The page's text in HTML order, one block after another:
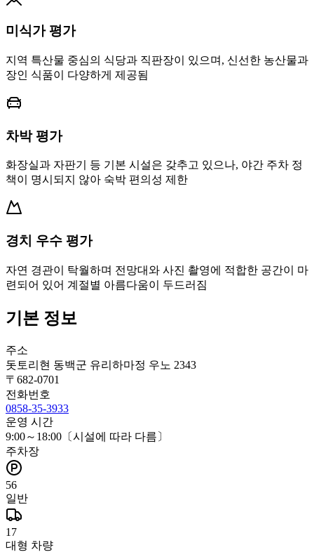
미식가 평가
지역 특산물 중심의 식당과 직판장이 있으며, 신선한 농산물과
장인 식품이 다양하게 제공됨
차박 평가
화장실과 자판기 등 기본 시설은 갖추고 있으나, 야간 주차 정
책이 명시되지 않아 숙박 편의성 제한
경치 우수 평가
자연 경관이 탁월하며 전망대와 사진 촬영에 적합한 공간이 마
련되어 있어 계절별 아름다움이 두드러짐
기본 정보
주소
돗토리현 동백군 유리하마정 우노 2343
〒 682-0701
전화번호
0858-35-3933
운영 시간
9:00～18:00〔시설에 따라 다름〕
주차장
56
일반
17
대형 차량